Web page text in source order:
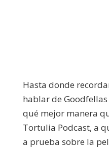
Hasta donde
hablar de
qué mejor manera
Tortulia Podcast, a
a prueba sobre la